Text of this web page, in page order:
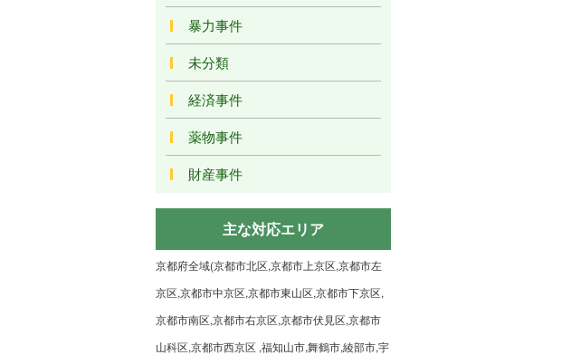
暴力事件
未分類
経済事件
薬物事件
財産事件
主な対応エリア
京都府全域(京都市北区,京都市上京区,京都市左
京区,京都市中京区,京都市東山区,京都市下京区,
京都市南区,京都市右京区,京都市伏見区,京都市
山科区,京都市西京区 ,福知山市,舞鶴市,綾部市,宇